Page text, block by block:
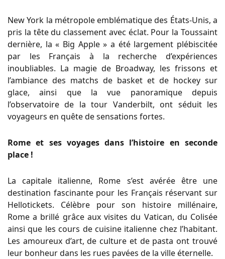
New York la métropole emblématique des États-Unis, a
pris la tête du classement avec éclat. Pour la Toussaint
dernière, la « Big Apple » a été largement plébiscitée
par les Français à la recherche d’expériences
inoubliables. La magie de Broadway, les frissons et
l’ambiance des matchs de basket et de hockey sur
glace, ainsi que la vue panoramique depuis
l’observatoire de la tour Vanderbilt, ont séduit les
voyageurs en quête de sensations fortes.
Rome et ses voyages dans l’histoire en seconde
place !
La capitale italienne, Rome s’est avérée être une
destination fascinante pour les Français réservant sur
Hellotickets. Célèbre pour son histoire millénaire,
Rome a brillé grâce aux visites du Vatican, du Colisée
ainsi que les cours de cuisine italienne chez l’habitant.
Les amoureux d’art, de culture et de pasta ont trouvé
leur bonheur dans les rues pavées de la ville éternelle.